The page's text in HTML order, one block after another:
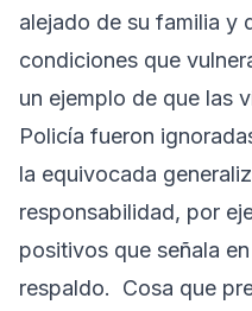
alejado de su familia y
condiciones que
un ejemplo de que las
Policía fueron
la equivocada
responsabilidad, por
positivos que señala
respaldo. Cosa que